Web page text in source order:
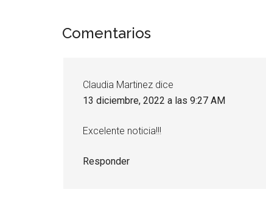
Interacciones
los
lectores
Comentarios
Claudia Martinez dice
13 diciembre, 2022 a las 9:27 AM
Excelente noticia!!!
Responder